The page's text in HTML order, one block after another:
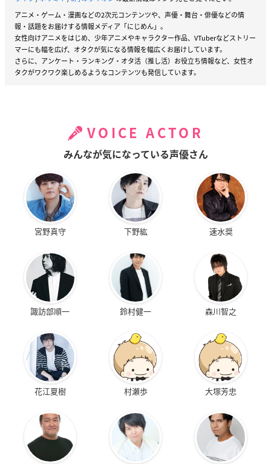
アニメ・ゲーム・漫画などの2次元コンテンツや、声優・舞台・俳優などの情
報・話題をお届けする情報メディア「にじめん」。
女性向けアニメをはじめ、少年アニメやキャラクター作品、VTuberなどストリー
マーにも幅を広げ、オタクが気になる情報を幅広くお届けしています。
さらに、アンケート・ランキング・オタ活（推し活）お役立ち情報など、女性オ
タクがワクワク楽しめるようなコンテンツも発信しています。
VOICE ACTOR
みんなが気になっている声優さん
宮野真守 下野紘 速水奨
諏訪部順一 鈴村健一 森川智之
花江夏樹 村瀬歩 大塚芳忠